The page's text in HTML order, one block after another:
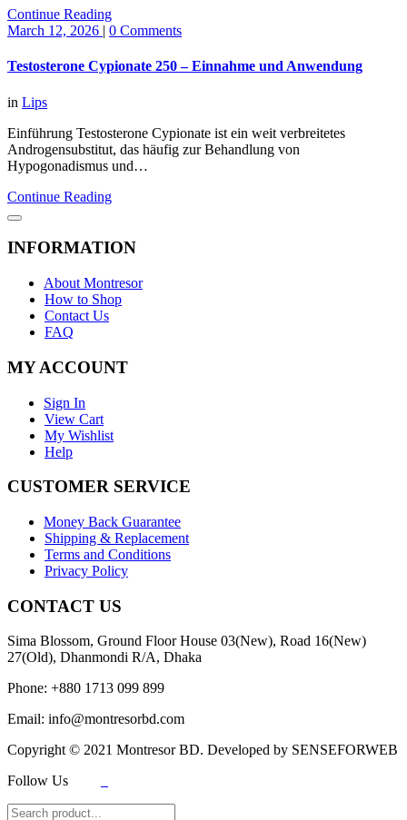
Continue Reading
March 12, 2026 | 0 Comments
Testosterone Cypionate 250 – Einnahme und Anwendung
in Lips
Einführung Testosterone Cypionate ist ein weit verbreitetes
Androgensubstitut, das häufig zur Behandlung von
Hypogonadismus und…
Continue Reading
INFORMATION
About Montresor
How to Shop
Contact Us
FAQ
MY ACCOUNT
Sign In
View Cart
My Wishlist
Help
CUSTOMER SERVICE
Money Back Guarantee
Shipping & Replacement
Terms and Conditions
Privacy Policy
CONTACT US
Sima Blossom, Ground Floor House 03(New), Road 16(New)
27(Old), Dhanmondi R/A, Dhaka
Phone: +880 1713 099 899
Email: info@montresorbd.com
Copyright © 2021 Montresor BD. Developed by SENSEFORWEB
Follow Us